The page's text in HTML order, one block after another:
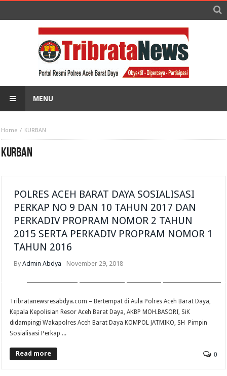
MENU
Home KURBAN
KURBAN
POLRES ACEH BARAT DAYA SOSIALISASI
PERKAP NO 9 DAN 10 TAHUN 2017 DAN
PERKADIV PROPRAM NOMOR 2 TAHUN
2015 SERTA PERKADIV PROPRAM NOMOR 1
TAHUN 2016
ByAdmin Abdya November 29, 2018
Tribratanewsresabdya.com – Bertempat di Aula Polres Aceh Barat Daya,
Kepala Kepolisian Resor Aceh Barat Daya, AKBP MOH.BASORI, SiK
didampingi Wakapolres Aceh Barat Daya KOMPOL JATMIKO, SH Pimpin
Sosialisasi Perkap ...
Read more 0